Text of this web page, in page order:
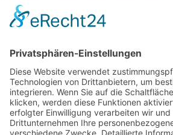
Einfamilienhaus, Schernfeld –UPDATE–
Kategorien
Allgemein
Ausbildung